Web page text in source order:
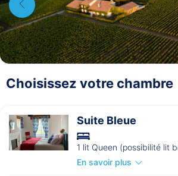
Choisissez votre chambre
Suite Bleue
1 lit Queen (possibilité lit
En savoir plus